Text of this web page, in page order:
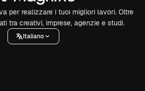
per realizzare i tuoi migliori lavori. Oltre
tra creativi, imprese, agenzie e studi.
Italiano